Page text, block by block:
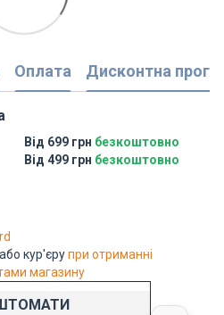
Оплата Дисконтна
Від 699 грн безкоштовно
Від 499 грн безкоштовно
або кур'єрупри отриманні
магазину